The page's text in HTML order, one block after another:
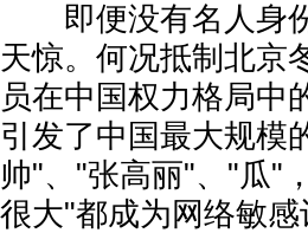
即便没有名人身份
天惊。何况抵制北京
员在中国权力格局中
引发了中国最大规模
帅"、"张高丽"、"瓜"
很大"都成为网络敏